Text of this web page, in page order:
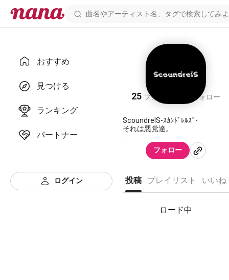
おすすめ
見つける
ランキング
パートナー
ログイン
ScoundrelS
25 フォロワー フォロー
ScoundrelS-ｽｶﾝﾄﾞﾚﾙｽﾞ-
それは悪党達。
この世の不条理を身に受け
歪んでいった悪党達の歌う歌は
2023＿＿本格始動。
フォロー
投稿 プレイリスト いいね
ロード中